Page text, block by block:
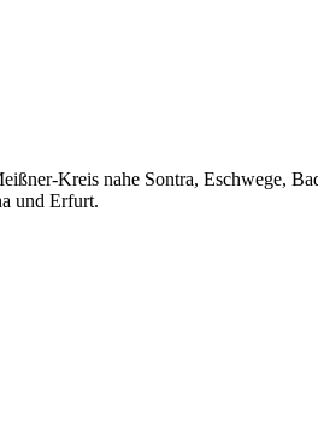
Kreis nahe Sontra, Eschwege,
und Erfurt.